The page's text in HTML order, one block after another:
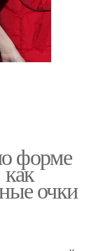
форме
очки